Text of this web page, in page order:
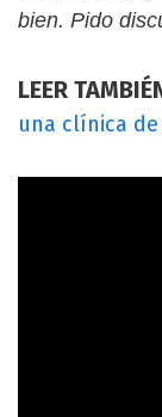
bien. Pido
LEER
una clínica